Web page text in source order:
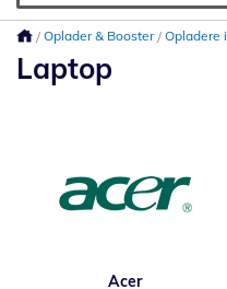
Oplader & Booster Opladere
Laptop
Acer